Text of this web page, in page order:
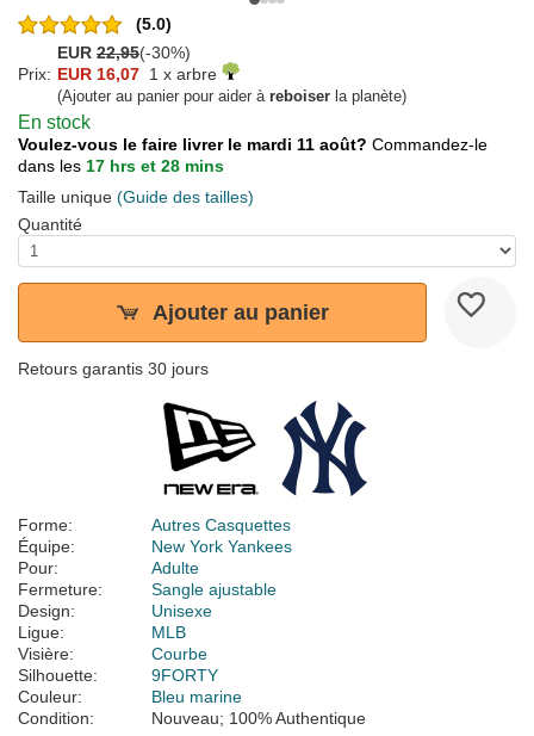
(5.0)
EUR 22,95(-30%)
Prix: EUR 16,07 1 x arbre
(Ajouter au panier pour aider à reboiser la planète)
En stock
Voulez-vous le faire livrer le mardi 11 août? Commandez-le
dans les 17 hrs et 28 mins
Taille unique (Guide des tailles)
Quantité
Ajouter au panier
Retours garantis 30 jours
Forme:
Autres Casquettes
Équipe:
New York Yankees
Pour:
Adulte
Fermeture:
Sangle ajustable
Design:
Unisexe
Ligue:
MLB
Visière:
Courbe
Silhouette:
9FORTY
Couleur:
Bleu marine
Condition:
Nouveau; 100% Authentique